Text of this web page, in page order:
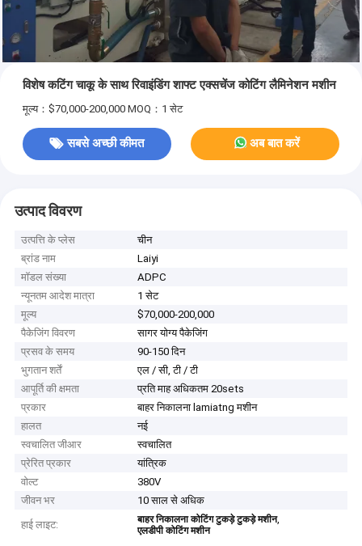
विशेष कटिंग चाकू के साथ रिवाइंडिंग शाफ्ट एक्सचेंज कोटिंग लैमिनेशन मशीन
मूल्य：$70,000-200,000 MOQ：1 सेट
सबसे अच्छी कीमत अब बात करें
उत्पाद विवरण
उत्पत्ति के प्लेस
चीन
ब्रांड नाम
Laiyi
मॉडल संख्या
ADPC
न्यूनतम आदेश मात्रा
1 सेट
मूल्य
$70,000-200,000
पैकेजिंग विवरण
सागर योग्य पैकेजिंग
प्रसव के समय
90-150 दिन
भुगतान शर्तें
एल / सी, टी / टी
आपूर्ति की क्षमता
प्रति माह अधिकतम 20sets
प्रकार
बाहर निकालना lamiatng मशीन
हालत
नई
स्वचालित जीआर
स्वचालित
प्रेरित प्रकार
यांत्रिक
वोल्ट
380V
जीवन भर
10 साल से अधिक
हाई लाइट:
बाहर निकालना कोटिंग टुकड़े टुकड़े मशीन,
एलडीपी कोटिंग मशीन